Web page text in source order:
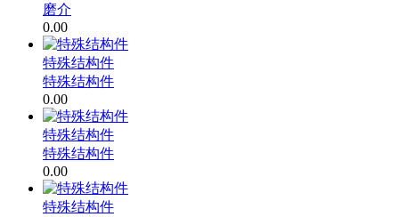
磨介
0.00
特殊结构件
特殊结构件
0.00
特殊结构件
特殊结构件
0.00
特殊结构件